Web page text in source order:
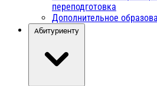
переподготовка
Дополнительное
Абитуриенту